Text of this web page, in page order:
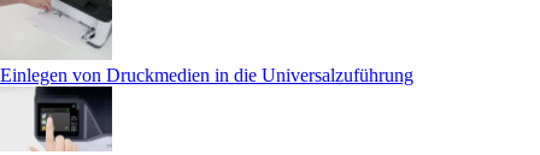
Einlegen von Druckmedien in die Universalzuführung